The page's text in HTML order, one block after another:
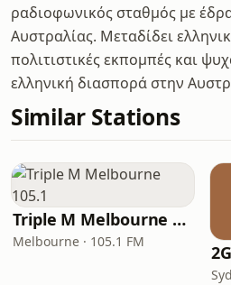
ραδιοφωνικός σταθμός με
Αυστραλίας. Μεταδίδει
πολιτιστικές εκπομπές και
ελληνική διασπορά στην
Similar Stations
Triple M Melbourne 105.1
Melbourne · 105.1 FM